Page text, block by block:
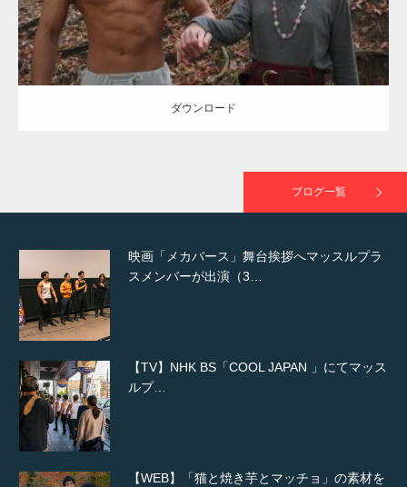
ダウンロード
ブログ一覧
NHK「所さん！事件ですよ」に取材されまし
た（6/8放送）
映画「メカバース」舞台挨拶へマッスルプラ
スメンバーが出演（3…
【TV】NHK BS「COOL JAPAN 」にてマッス
ルプ…
【WEB】「猫と焼き芋とマッチョ」の素材を